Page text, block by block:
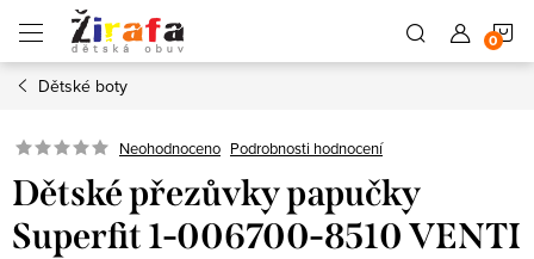
obsah
Dětské boty
Neohodnoceno Podrobnosti hodnocení
Dětské přezůvky papučky
Superfit 1-006700-8510 VENTI